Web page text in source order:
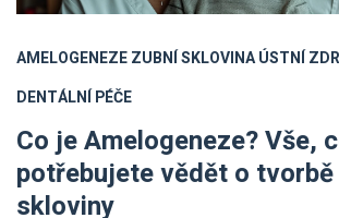
AMELOGENEZEZUBNÍ SKLOVINAÚSTNÍ
DENTÁLNÍ PÉČE
Co je Amelogeneze? Vše,
potřebujete vědět o
skloviny